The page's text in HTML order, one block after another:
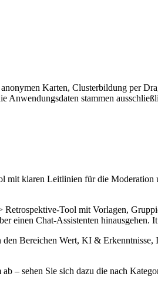
Karten, Clusterbildung per
Anwendungsdaten stammen
mit klaren Leitlinien für die Moderation
Tool mit Vorlagen,
einen Chat-Assistenten hinausgehen.
Bereichen Wert, KI & Erkenntnisse,
– sehen Sie sich dazu die nach